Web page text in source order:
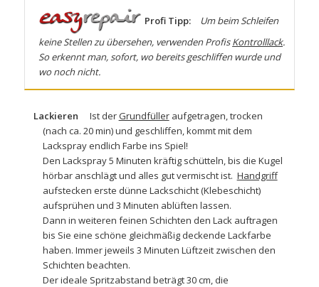
Profi Tipp:
Um beim Schleifen
keine Stellen zu übersehen, verwenden ProfisKontrolllack.
So erkennt man, sofort, wo bereits geschliffen wurde und
wo noch nicht.
Lackieren Ist derGrundfülleraufgetragen, trocken
(nach ca. 20 min) und geschliffen, kommt mit dem
Lacksprayendlich Farbe ins Spiel!
Den Lackspray 5 Minuten kräftig schütteln, bis die Kugel
hörbar anschlägt und alles gut vermischt ist. Handgriff
aufstecken erste dünne Lackschicht (Klebeschicht)
aufsprühen und 3 Minuten ablüften lassen.
Dann in weiteren feinen Schichten den Lack auftragen
bis Sie eine schöne gleichmäßig deckende Lackfarbe
haben. Immer jeweils 3 Minuten Lüftzeit zwischen den
Schichten beachten.
Der ideale Spritzabstand beträgt 30 cm, die